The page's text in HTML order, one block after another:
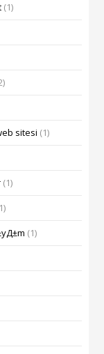
(1)
sitesi (1)
(1)
(1)